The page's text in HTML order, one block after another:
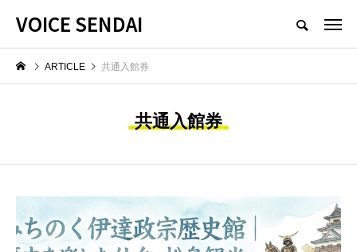
VOICE SENDAI
ARTICLE 共通入館券
共通入館券